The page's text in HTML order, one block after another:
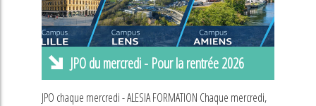
JPO du mercredi - Pour la rentrée 2026
JPO chaque mercredi - ALESIA FORMATION Chaque mercredi,